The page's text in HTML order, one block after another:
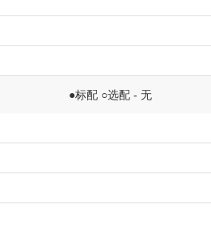
●标配 ○选配 - 无